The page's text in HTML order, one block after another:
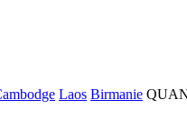
Laos Birmanie